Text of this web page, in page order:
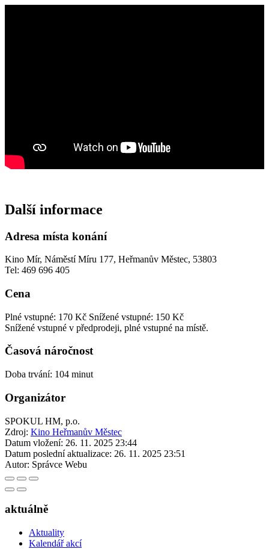
Další informace
Adresa místa konání
Kino Mír, Náměstí Míru 177, Heřmanův Městec, 53803
Tel: 469 696 405
Cena
Plné vstupné: 170 Kč Snížené vstupné: 150 Kč
Snížené vstupné v předprodeji, plné vstupné na místě.
Časová náročnost
Doba trvání: 104 minut
Organizátor
SPOKUL HM, p.o.
Zdroj: Kino Heřmanův Městec
Datum vložení: 26. 11. 2025 23:44
Datum poslední aktualizace: 26. 11. 2025 23:51
Autor: Správce Webu
aktuálně
Aktuality
Kalendář akcí